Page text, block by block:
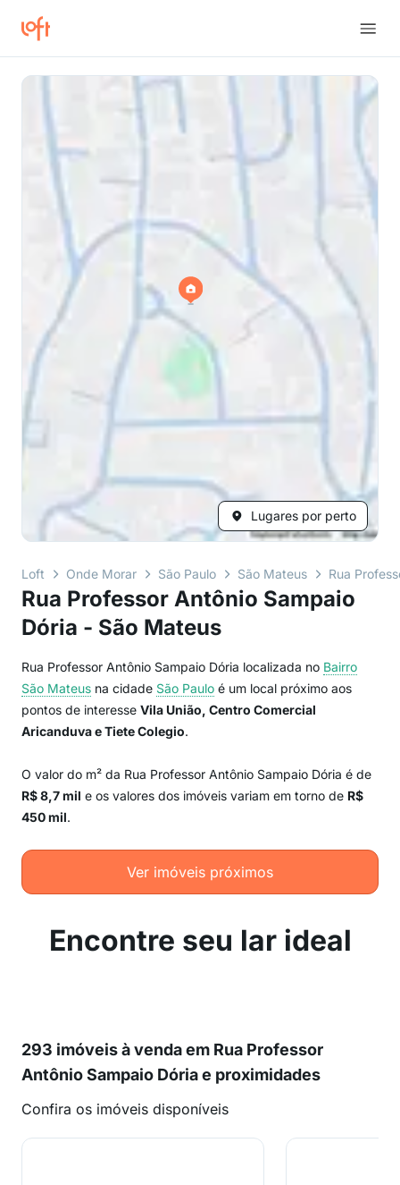
Lugares por perto
Loft Onde Morar São Paulo São Mateus Rua
Rua Professor Antônio Sampaio
Dória - São Mateus
Rua Professor Antônio Sampaio Dória localizada no Bairro
São Mateus na cidade São Paulo é um local próximo aos
pontos de interesse Vila União, Centro Comercial
Aricanduva e Tiete Colegio.
O valor do m² da Rua Professor Antônio Sampaio Dória é de
R$ 8,7 mil e os valores dos imóveis variam em torno de R$
450 mil.
Ver imóveis próximos
Encontre seu lar ideal
293 imóveis à venda em Rua Professor
Antônio Sampaio Dória e proximidades
Confira os imóveis disponíveis